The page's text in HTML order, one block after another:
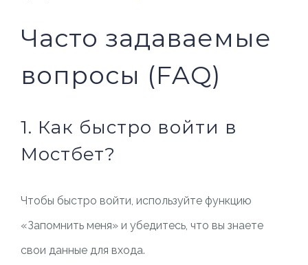
Часто задаваемые
вопросы (FAQ)
1. Как быстро войти в
Мостбет?
Чтобы быстро войти, используйте функцию
«Запомнить меня» и убедитесь, что вы знаете
свои данные для входа.